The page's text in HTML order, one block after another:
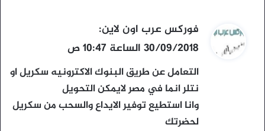
ي
ق
و
ل
فوركس عرب اون لاين:
30/09/2018 الساعة 10:47 ص
التعامل عن طريق البنوك الاكترونيه سكريل او
نتلر انما في مصر لايمكن التحويل
وانا استطيع توفير الايداع والسحب من سكريل
لحضرتك